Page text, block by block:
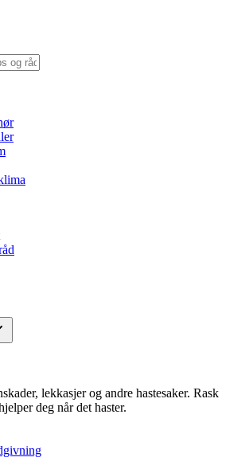
lekkasjer og andre hastesaker. Rask
deg når det haster.